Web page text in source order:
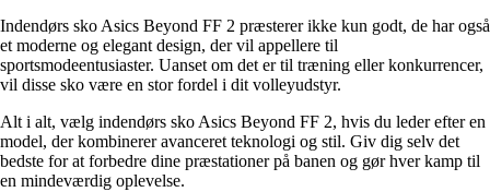
Indendørs sko Asics Beyond FF 2 præsterer ikke kun godt, de har også
et moderne og elegant design, der vil appellere til
sportsmodeentusiaster. Uanset om det er til træning eller konkurrencer,
vil disse sko være en stor fordel i dit volleyudstyr.
Alt i alt, vælg indendørs sko Asics Beyond FF 2, hvis du leder efter en
model, der kombinerer avanceret teknologi og stil. Giv dig selv det
bedste for at forbedre dine præstationer på banen og gør hver kamp til
en mindeværdig oplevelse.